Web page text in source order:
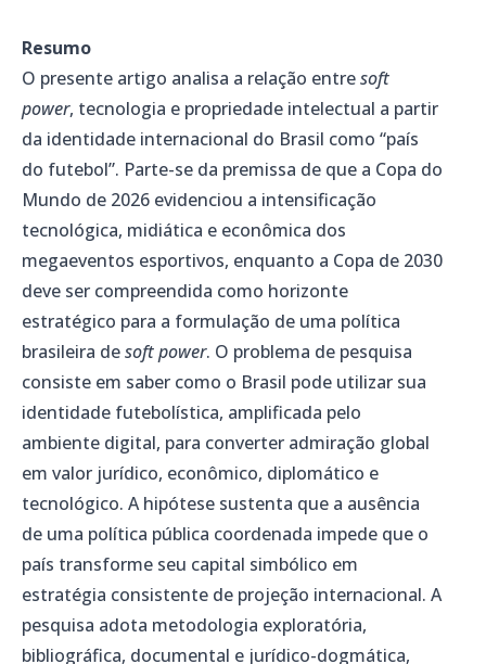
Resumo
O presente artigo analisa a relação entresoft
power, tecnologia e propriedade intelectual a partir
da identidade internacional do Brasil como “país
do futebol”. Parte-se da premissa de que a Copa do
Mundo de 2026 evidenciou a intensificação
tecnológica, midiática e econômica dos
megaeventos esportivos, enquanto a Copa de 2030
deve ser compreendida como horizonte
estratégico para a formulação de uma política
brasileira desoft power. O problema de pesquisa
consiste em saber como o Brasil pode utilizar sua
identidade futebolística, amplificada pelo
ambiente digital, para converter admiração global
em valor jurídico, econômico, diplomático e
tecnológico. A hipótese sustenta que a ausência
de uma política pública coordenada impede que o
país transforme seu capital simbólico em
estratégia consistente de projeção internacional. A
pesquisa adota metodologia exploratória,
bibliográfica, documental e jurídico-dogmática,